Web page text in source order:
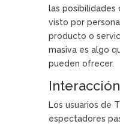
las posibilidades
visto por
producto o
masiva es algo
pueden ofrecer.
Los usuarios de
espectadores